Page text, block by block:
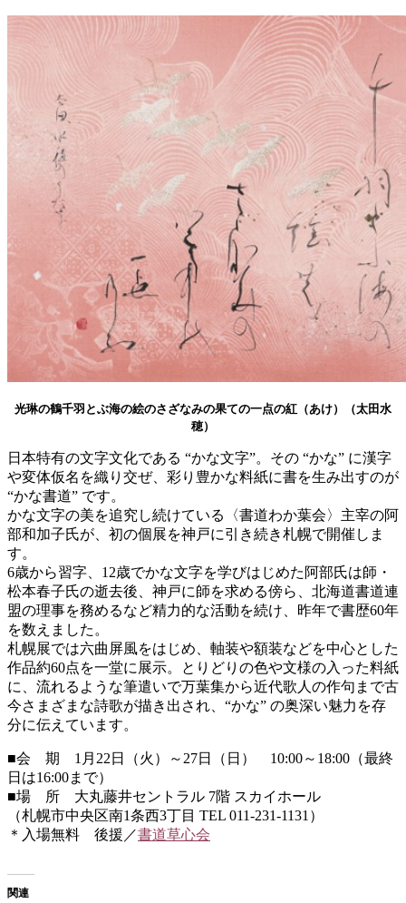
光琳の鶴千羽とぶ海の絵のさざなみの果ての一点の紅（あけ）（太田水
穂）
日本特有の文字文化である “かな文字”。その “かな” に漢字
や変体仮名を織り交ぜ、彩り豊かな料紙に書を生み出すのが
“かな書道” です。
かな文字の美を追究し続けている〈書道わか葉会〉主宰の阿
部和加子氏が、初の個展を神戸に引き続き札幌で開催しま
す。
6歳から習字、12歳でかな文字を学びはじめた阿部氏は師・
松本春子氏の逝去後、神戸に師を求める傍ら、北海道書道連
盟の理事を務めるなど精力的な活動を続け、昨年で書歴60年
を数えました。
札幌展では六曲屏風をはじめ、軸装や額装などを中心とした
作品約60点を一堂に展示。とりどりの色や文様の入った料紙
に、流れるような筆遣いで万葉集から近代歌人の作句まで古
今さまざまな詩歌が描き出され、“かな” の奥深い魅力を存
分に伝えています。
■会 期 1月22日（火）～27日（日） 10:00～18:00（最終
日は16:00まで）
■場 所 大丸藤井セントラル 7階 スカイホール
（札幌市中央区南1条西3丁目 TEL 011-231-1131）
＊入場無料 後援／書道草心会
関連